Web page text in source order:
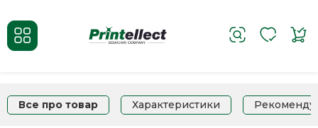
Все про товар Характеристики